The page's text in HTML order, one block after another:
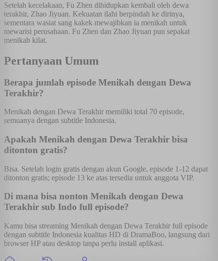
Setelah kecelakaan, Fu Zhen dihidupkan kembali oleh dewa
terakhir, Zhao Jiyuan. Kekuatan ilahi berpindah ke dirinya,
sementara wasiat sang kakek mewajibkan ia menikah untuk
mewarisi perusahaan. Fu Zhen dan Zhao Jiyuan pun sepakat
menikah kilat.
Pertanyaan Umum
Berapa jumlah episode Menikah dengan Dewa
Terakhir?
Menikah dengan Dewa Terakhir memiliki total 70 episode,
semuanya dengan subtitle Indonesia.
Apakah Menikah dengan Dewa Terakhir bisa
ditonton gratis?
Bisa. Setelah login gratis dengan akun Google, episode 1-12 dapat
ditonton gratis; episode 13 ke atas tersedia untuk anggota VIP.
Di mana bisa nonton Menikah dengan Dewa
Terakhir sub Indo full episode?
Kamu bisa streaming Menikah dengan Dewa Terakhir full episode
dengan subtitle Indonesia kualitas HD di DramaBoo, langsung dari
browser HP atau desktop tanpa perlu install aplikasi.